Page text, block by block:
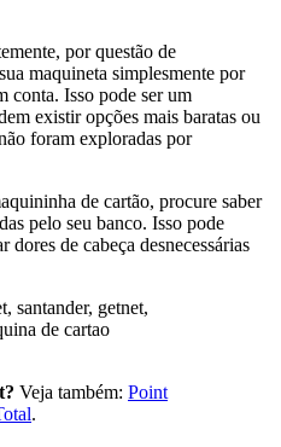
por questão de
maquineta simplesmente por
conta. Isso pode ser um
existir opções mais baratas ou
foram exploradas por
de cartão, procure saber
pelo seu banco. Isso pode
dores de cabeça desnecessárias
Veja também: Point
.